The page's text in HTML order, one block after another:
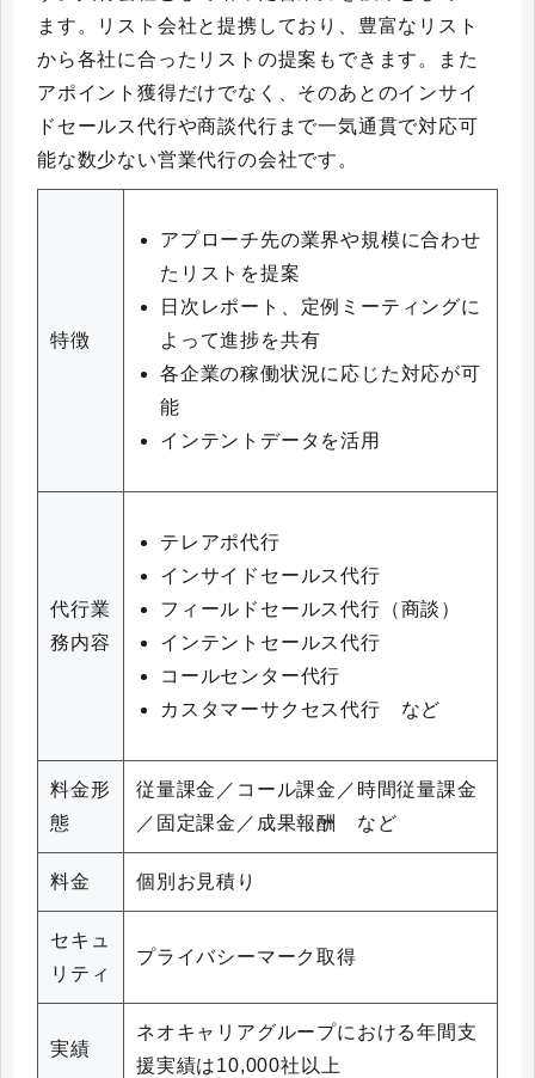
ます。リスト会社と提携しており、豊富なリスト
から各社に合ったリストの提案もできます。また
アポイント獲得だけでなく、そのあとのインサイ
ドセールス代行や商談代行まで一気通貫で対応可
能な数少ない営業代行の会社です。
特徴
アプローチ先の業界や規模に合わせ
たリストを提案
日次レポート、定例ミーティングに
よって進捗を共有
各企業の稼働状況に応じた対応が可
能
インテントデータを活用
代行業
務内容
テレアポ代行
インサイドセールス代行
フィールドセールス代行（商談）
インテントセールス代行
コールセンター代行
カスタマーサクセス代行 など
料金形
態
従量課金／コール課金／時間従量課金
／固定課金／成果報酬 など
料金 個別お見積り
セキュ
リティ
プライバシーマーク取得
実績
ネオキャリアグループにおける年間支
援実績は10,000社以上